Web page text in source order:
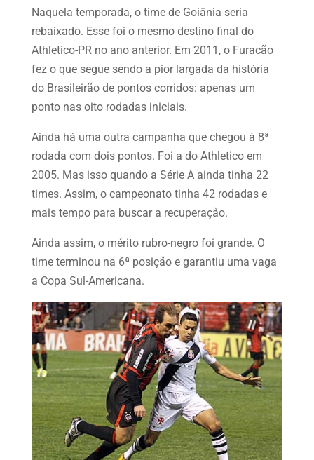
Naquela temporada, o time de Goiânia seria
rebaixado. Esse foi o mesmo destino final do
Athletico-PR no ano anterior. Em 2011, o Furacão
fez o que segue sendo a pior largada da história
do Brasileirão de pontos corridos: apenas um
ponto nas oito rodadas iniciais.
Ainda há uma outra campanha que chegou à 8ª
rodada com dois pontos. Foi a do Athletico em
2005. Mas isso quando a Série A ainda tinha 22
times. Assim, o campeonato tinha 42 rodadas e
mais tempo para buscar a recuperação.
Ainda assim, o mérito rubro-negro foi grande. O
time terminou na 6ª posição e garantiu uma vaga
a Copa Sul-Americana.